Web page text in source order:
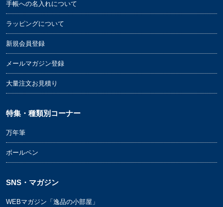
手帳への名入れについて
ラッピングについて
新規会員登録
メールマガジン登録
大量注文お見積り
特集・種類別コーナー
万年筆
ボールペン
SNS・マガジン
WEBマガジン「逸品の小部屋」